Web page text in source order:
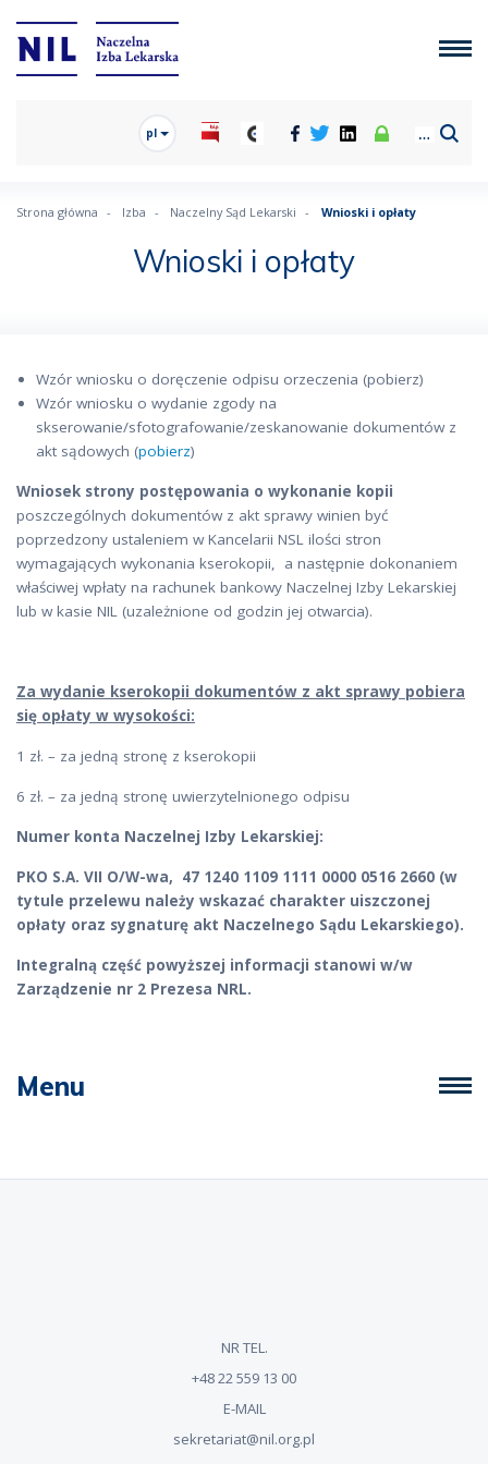
pl
Strona główna Izba Naczelny Sąd Lekarski Wnioski i opłaty
Wnioski i opłaty
Menu
Wzór wniosku o doręczenie odpisu orzeczenia (pobierz)
Wzór wniosku o wydanie zgody na
skserowanie/sfotografowanie/zeskanowanie dokumentów z
akt sądowych (pobierz)
Wniosek strony postępowania o wykonanie kopii
poszczególnych dokumentów z akt sprawy winien być
poprzedzony ustaleniem w Kancelarii NSL ilości stron
wymagających wykonania kserokopii, a następnie dokonaniem
właściwej wpłaty na rachunek bankowy Naczelnej Izby Lekarskiej
lub w kasie NIL (uzależnione od godzin jej otwarcia).
Za wydanie kserokopii dokumentów z akt sprawy pobiera
się opłaty w wysokości:
1 zł. – za jedną stronę z kserokopii
6 zł. – za jedną stronę uwierzytelnionego odpisu
Numer konta Naczelnej Izby Lekarskiej:
PKO S.A. VII O/W-wa, 47 1240 1109 1111 0000 0516 2660 (w
tytule przelewu należy wskazać charakter uiszczonej
opłaty oraz sygnaturę akt Naczelnego Sądu Lekarskiego).
Integralną część powyższej informacji stanowi w/w
Zarządzenie nr 2 Prezesa NRL.
NR TEL.
+48 22 559 13 00
E-MAIL
sekretariat@nil.org.pl